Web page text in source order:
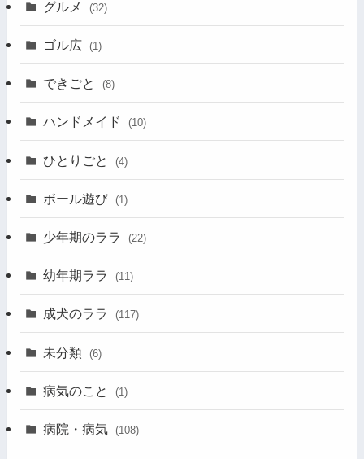
グルメ (32)
ゴル広 (1)
できごと (8)
ハンドメイド (10)
ひとりごと (4)
ボール遊び (1)
少年期のララ (22)
幼年期ララ (11)
成犬のララ (117)
未分類 (6)
病気のこと (1)
病院・病気 (108)